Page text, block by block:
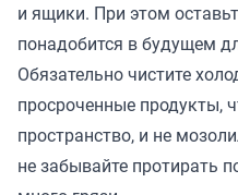
и ящики. При этом
понадобится в будущем
Обязательно чистите
просроченные продукты,
пространство, и не
не забывайте протирать